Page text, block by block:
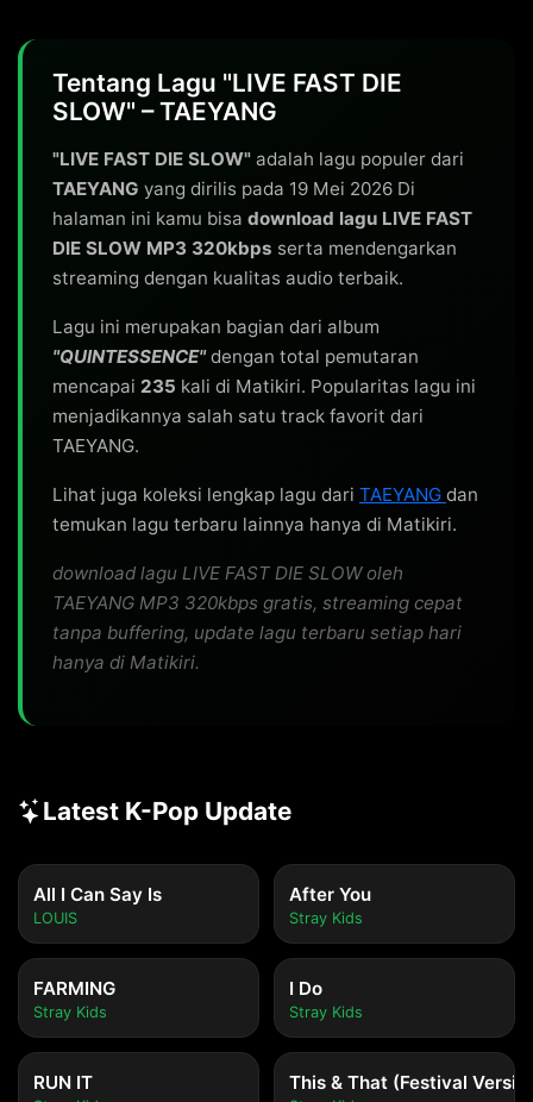
Tentang Lagu "LIVE FAST DIE
SLOW" – TAEYANG
"LIVE FAST DIE SLOW" adalah lagu populer dari
TAEYANG yang dirilis pada 19 Mei 2026 Di
halaman ini kamu bisa download lagu LIVE FAST
DIE SLOW MP3 320kbps serta mendengarkan
streaming dengan kualitas audio terbaik.
Lagu ini merupakan bagian dari album
"QUINTESSENCE"dengan total pemutaran
mencapai 235 kali di Matikiri. Popularitas lagu ini
menjadikannya salah satu track favorit dari
TAEYANG.
Lihat juga koleksi lengkap lagu dari TAEYANG dan
temukan lagu terbaru lainnya hanya di Matikiri.
download lagu LIVE FAST DIE SLOW oleh
TAEYANG MP3 320kbps gratis, streaming cepat
tanpa buffering, update lagu terbaru setiap hari
hanya di Matikiri.
Latest K-Pop Update
All I Can Say Is
LOUIS
After You
Stray Kids
FARMING
Stray Kids
I Do
Stray Kids
RUN IT This & That (Festival